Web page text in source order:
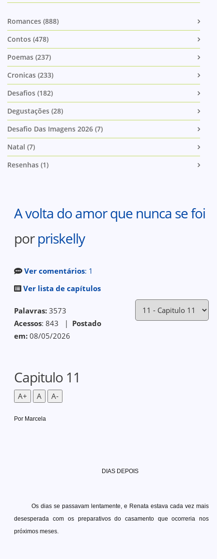
Romances (888)
Contos (478)
Poemas (237)
Cronicas (233)
Desafios (182)
Degustações (28)
Desafio Das Imagens 2026 (7)
Natal (7)
Resenhas (1)
A volta do amor que nunca se foi
porpriskelly
Ver comentários: 1
Ver lista de capítulos
Palavras: 3573
Acessos: 843 | Postado
em: 08/05/2026
Capitulo 11
A+ A A-
Por Marcela
DIAS DEPOIS
Os dias se passavam lentamente, e Renata estava cada vez mais
desesperada com os preparativos do casamento que ocorreria nos
próximos meses.